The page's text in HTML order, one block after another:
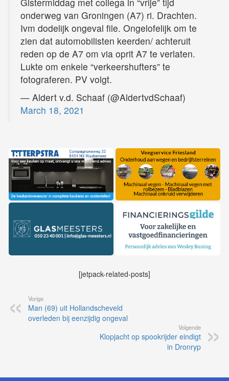
onderweg van Groningen (A7) ri. Drachten.
Ivm dodelijk ongeval file. Ongelofelijk om te
zien dat automobilisten keerden/ achteruit
reden op de A7 om via oprit A7 te verlaten.
Lukte om enkele “verkeershufters” te
fotograferen. PV volgt.
— Aldert v.d. Schaaf (@AldertvdSchaaf)
March 18, 2021
[jetpack-related-posts]
Vorige
Man (69) uit Hollandscheveld
overleden bij eenzijdig ongeval
Volgende
Klopjacht op spookrijder eindigt
in Dronryp